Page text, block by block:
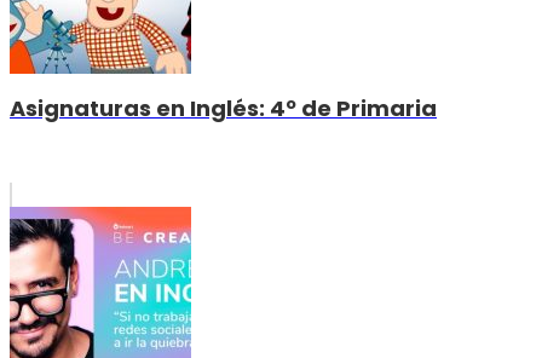
Asignaturas en Inglés: 4º de Primaria